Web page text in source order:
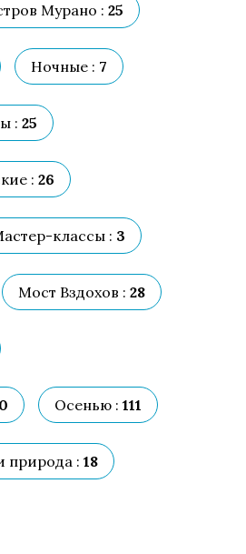
Мурано : 25
Ночные : 7
: 25
: 26
классы : 3
Мост Вздохов : 28
Осенью : 111
природа : 18